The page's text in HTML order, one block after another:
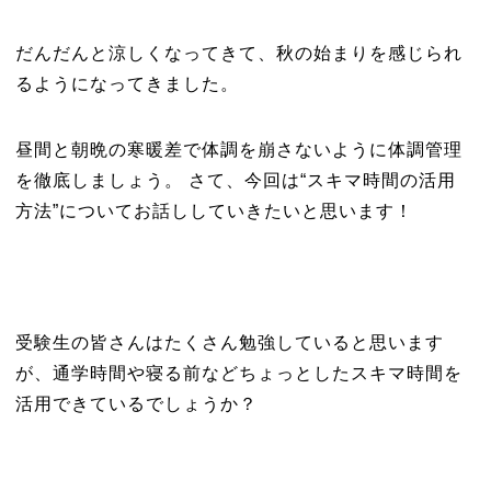
だんだんと涼しくなってきて、秋の始まりを感じられ
るようになってきました。
昼間と朝晩の寒暖差で体調を崩さないように体調管理
を徹底しましょう。 さて、今回は“スキマ時間の活用
方法”についてお話ししていきたいと思います！
受験生の皆さんはたくさん勉強していると思います
が、通学時間や寝る前などちょっとしたスキマ時間を
活用できているでしょうか？